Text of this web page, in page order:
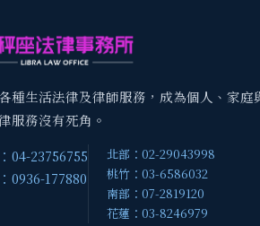
暴事件
扶養訴訟
代立遺囑
師代理出面協商或調解
種生活法律及律師服務，成為個人、家庭
服務沒有死角。
04-23756755
0936-177880
北部：02-29043998
桃竹：03-6586032
南部：07-2819120
花蓮：03-8246979